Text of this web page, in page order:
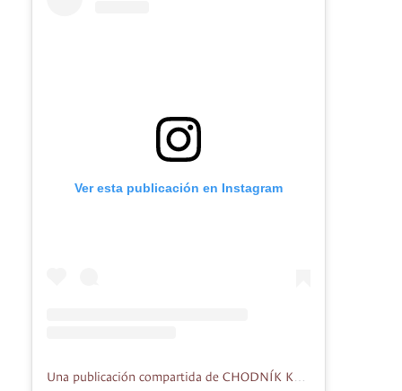
Ver esta publicación en Instagram